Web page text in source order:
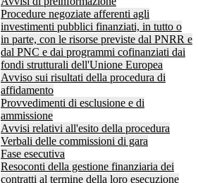
Procedure negoziate afferenti agli
investimenti pubblici finanziati, in tutto o
in parte, con le risorse previste dal PNRR e
dal PNC e dai programmi cofinanziati dai
fondi strutturali dell'Unione Europea
Avviso sui risultati della procedura di
affidamento
Provvedimenti di esclusione e di
ammissione
Avvisi relativi all'esito della procedura
Verbali delle commissioni di gara
Fase esecutiva
Resoconti della gestione finanziaria dei
contratti al termine della loro esecuzione